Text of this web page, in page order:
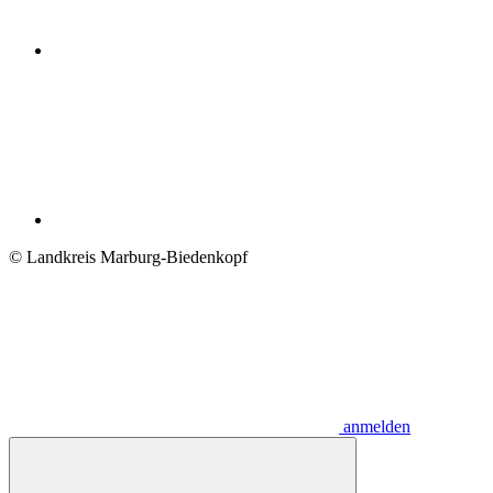
© Landkreis Marburg-Biedenkopf
anmelden